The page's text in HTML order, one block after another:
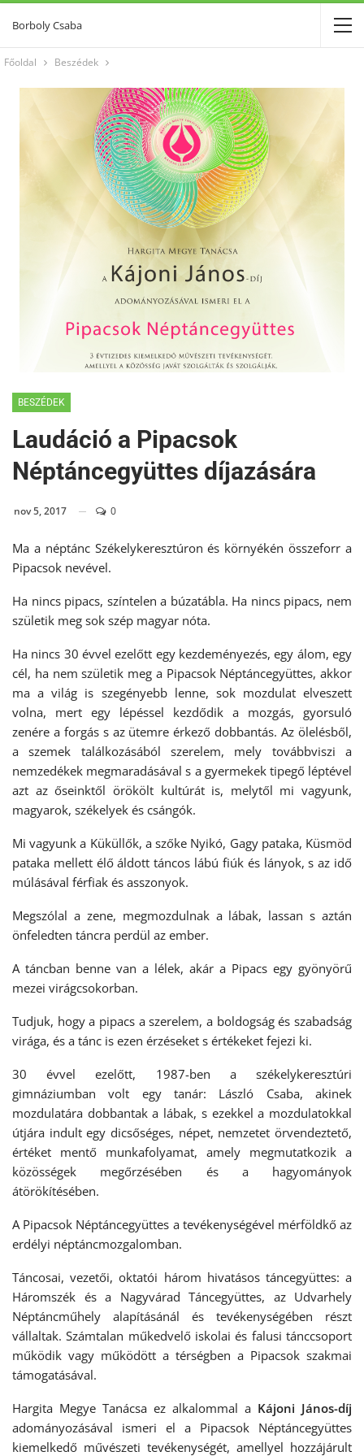
Borboly Csaba
Főoldal Beszédek
BESZÉDEK
Laudáció a Pipacsok
Néptáncegyüttes díjazására
nov 5, 2017 0
Ma a néptánc Székelykeresztúron és környékén összeforr a
Pipacsok nevével.
Ha nincs pipacs, színtelen a búzatábla. Ha nincs pipacs, nem
születik meg sok szép magyar nóta.
Ha nincs 30 évvel ezelőtt egy kezdeményezés, egy álom, egy
cél, ha nem születik meg a Pipacsok Néptáncegyüttes, akkor
ma a világ is szegényebb lenne, sok mozdulat elveszett
volna, mert egy lépéssel kezdődik a mozgás, gyorsuló
zenére a forgás s az ütemre érkező dobbantás. Az ölelésből,
a szemek találkozásából szerelem, mely továbbviszi a
nemzedékek megmaradásával s a gyermekek tipegő léptével
azt az őseinktől örökölt kultúrát is, melytől mi vagyunk,
magyarok, székelyek és csángók.
Mi vagyunk a Küküllők, a szőke Nyikó, Gagy pataka, Küsmöd
pataka mellett élő áldott táncos lábú fiúk és lányok, s az idő
múlásával férfiak és asszonyok.
Megszólal a zene, megmozdulnak a lábak, lassan s aztán
önfeledten táncra perdül az ember.
A táncban benne van a lélek, akár a Pipacs egy gyönyörű
mezei virágcsokorban.
Tudjuk, hogy a pipacs a szerelem, a boldogság és szabadság
virága, és a tánc is ezen érzéseket s értékeket fejezi ki.
30 évvel ezelőtt, 1987-ben a székelykeresztúri
gimnáziumban volt egy tanár: László Csaba, akinek
mozdulatára dobbantak a lábak, s ezekkel a mozdulatokkal
útjára indult egy dicsőséges, népet, nemzetet örvendeztető,
értéket mentő munkafolyamat, amely megmutatkozik a
közösségek megőrzésében és a hagyományok
átörökítésében.
A Pipacsok Néptáncegyüttes a tevékenységével mérföldkő az
erdélyi néptáncmozgalomban.
Táncosai, vezetői, oktatói három hivatásos táncegyüttes: a
Háromszék és a Nagyvárad Táncegyüttes, az Udvarhely
Néptáncműhely alapításánál és tevékenységében részt
vállaltak. Számtalan műkedvelő iskolai és falusi tánccsoport
működik vagy működött a térségben a Pipacsok szakmai
támogatásával.
Hargita Megye Tanácsa ez alkalommal a Kájoni János-díj
adományozásával ismeri el a Pipacsok Néptáncegyüttes
kiemelkedő művészeti tevékenységét, amellyel hozzájárult